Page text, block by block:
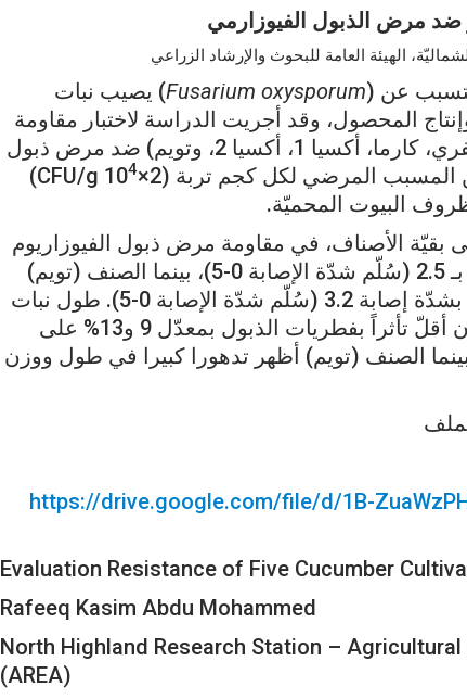
ضد مرض الذبول الفيوزارمي
الهيئة العامة للبحوث والإرشاد الزراعي
عن ( Fusarium oxysporum
) يصيب نبات
المحصول، وقد أجريت الدراسة لاختبار مقاومة
خمسة أصناف من الخيار، وهي: (ديسكفري، كارما، أكسيا 1، أكسيا 2، وتويم) ضد مرض ذبول
4
CFU/g)
البيوت المحميّة.
بقيّة الأصناف، في مقاومة مرض ذبول الفيوزاريوم
بشدّة إصابة 2.2، تلاه الصنف (أكسيا 1) بـ 2.5 (سُلّم شدّة الإصابة 0-5)، بينما الصنف (تويم)
كان أكثرها حساسية لذبول الفيوزاريوم بشدّة إصابة 3.2 (سُلّم شدّة الإصابة 0-5). طول نبات
صنف الخيار (ديسكفري) ووزنه أيضاً كان أقلّ تأثراً بفطريات الذبول بمعدّل 9 و13% على
تلاه الصنف (أكسيا 1) بـ 14%، بينما الصنف (تويم) أظهر تدهورا كبيرا في طول ووزن
https://drive.google.com/file/d/1B-
Evaluation Resistance of Five Cucumber
Rafeeq Kasim Abdu Mohammed
North Highland Research Station –
(AREA)